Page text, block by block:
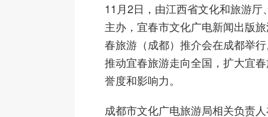
11月2日，由江西省文化和旅游厅
主办，宜春市文化广电新闻出版
春旅游（成都）推介会在成都举
推动宜春旅游走向全国，扩大宜
誉度和影响力。
成都市文化广电旅游局相关负责